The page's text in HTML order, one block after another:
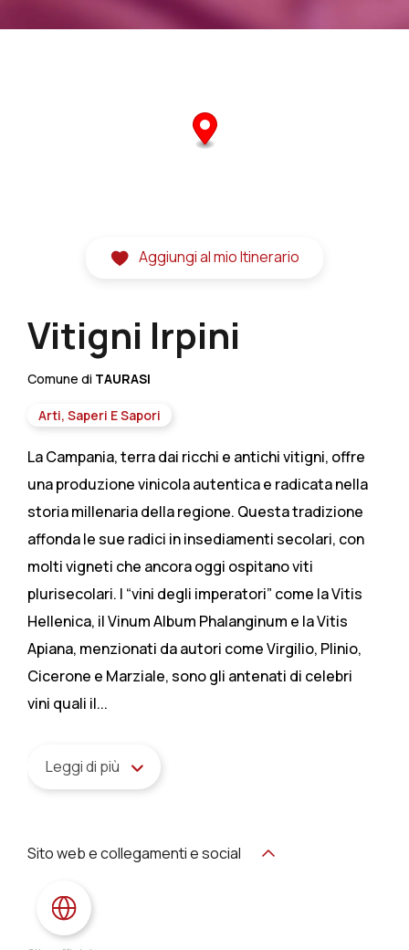
Vitigni Irpini
Comune di TAURASI
Arti, Saperi E Sapori
Aggiungi al mio Itinerario
La Campania, terra dai ricchi e antichi vitigni, offre
una produzione vinicola autentica e radicata nella
storia millenaria della regione. Questa tradizione
affonda le sue radici in insediamenti secolari, con
molti vigneti che ancora oggi ospitano viti
plurisecolari. I “vini degli imperatori” come la Vitis
Hellenica, il Vinum Album Phalanginum e la Vitis
Apiana, menzionati da autori come Virgilio, Plinio,
Cicerone e Marziale, sono gli antenati di celebri
vini quali il...
Leggi di più
Sito web e collegamenti e social